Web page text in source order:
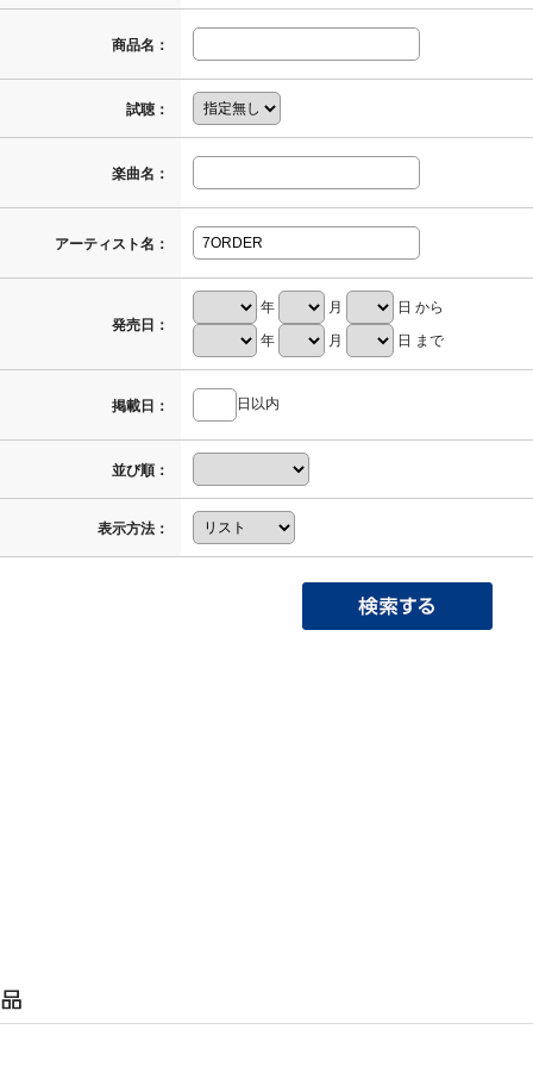
商品名：
試聴：
楽曲名：
アーティスト名：
発売日：
年 月
日 から
年
月 日 まで
掲載日： 日以内
並び順：
表示方法：